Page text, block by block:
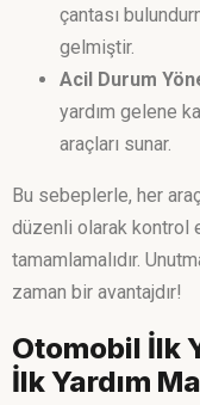
çantası
gelmiştir.
Acil Durum
yardım gelene
araçları sunar.
Bu sebeplerle, her
düzenli olarak kontrol
tamamlamalıdır.
zaman bir avantajdır!
Otomobil İlk
İlk Yardım